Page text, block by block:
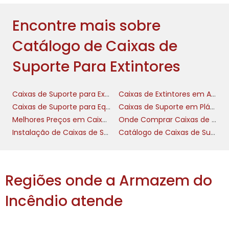
de caixas contribui para o cumprimento das
normas e legislações de segurança no
trabalho, evitando possíveis multas e
penalidades.
FACILIDADE DE
INSTALAÇÃO E
MANUTENÇÃO
Nossos modelos decaixas de suporte para
maioria das opções que disponibilizamos
vem acompanhada de um manual de
instalação claro e suporte técnico, quando
Encontre mais sobre
Catálogo de Caixas de
Suporte Para Extintores
Caixas de Suporte para Extintores
Caixas de Extintores em Aço
Caixas de Suporte para Equipamentos de Combate a Incêndio
Caixas de Suporte em Plástico para Extintores
Melhores Preços em Caixas de Suporte Para Extintores
Onde Comprar Caixas de Suporte Para Extintores
Instalação de Caixas de Suporte Para Extintores
Catálogo de Caixas de Suporte Para Extintores
Regiões onde a Armazem do
Incêndio atende